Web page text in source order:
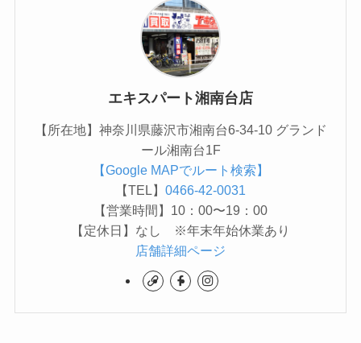
エキスパート湘南台店
【所在地】神奈川県藤沢市湘南台6-34-10 グランド
ール湘南台1F
【Google MAPでルート検索】
【TEL】 0466-42-0031
【営業時間】10：00〜19：00
【定休日】なし ※年末年始休業あり
店舗詳細ページ